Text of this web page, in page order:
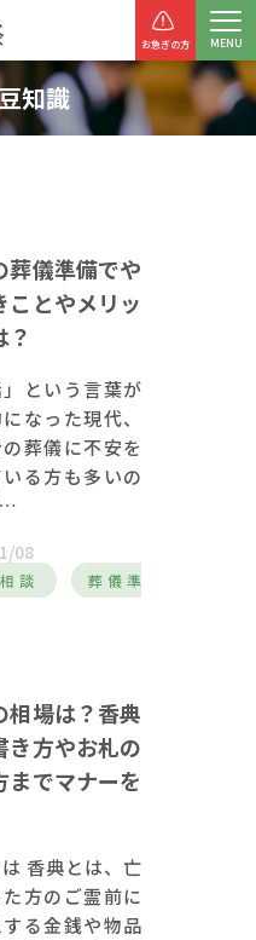
お急ぎの方
知識
葬儀準備でや
ことやメリッ
？
」という言葉が
なった現代、
葬儀に不安を
る方も多いの
08
談
葬儀準
相場は？香典
き方やお札の
までマナーを
香典とは、亡
た方のご霊前に
る金銭や物品